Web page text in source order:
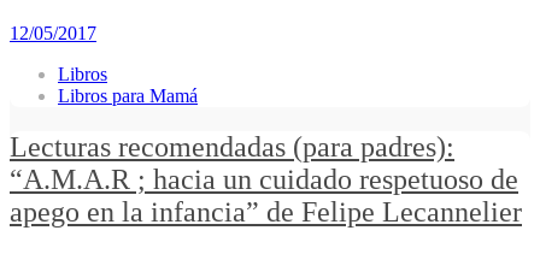
12/05/2017
Libros
Libros para Mamá
Lecturas recomendadas (para padres):
“A.M.A.R ; hacia un cuidado respetuoso de
apego en la infancia” de Felipe Lecannelier